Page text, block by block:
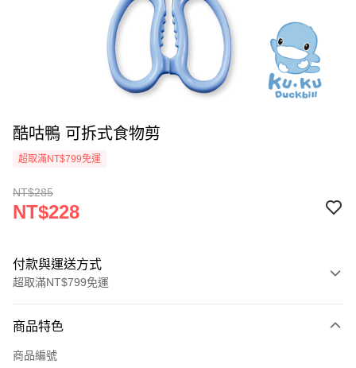
酷咕鴨 可拆式食物剪
超取滿NT$799免運
NT$285
NT$228
付款與運送方式
超取滿NT$799免運
信用卡一次付款
超商取貨付款
商品特色
商品編號